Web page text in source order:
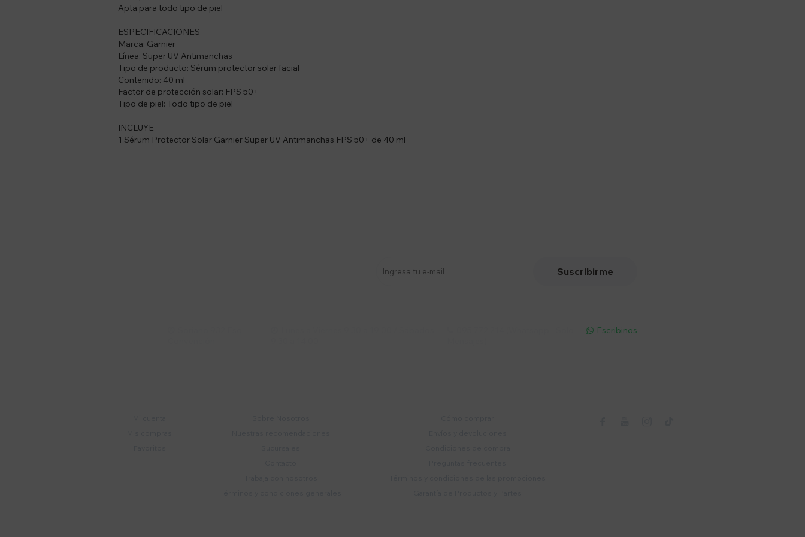
Apta para todo tipo de piel
ESPECIFICACIONES
Marca: Garnier
Línea: Super UV Antimanchas
Tipo de producto: Sérum protector solar facial
Contenido: 40 ml
Factor de protección solar: FPS 50+
Tipo de piel: Todo tipo de piel
INCLUYE
1 Sérum Protector Solar Garnier Super UV Antimanchas FPS 50+ de 40 ml
Suscribirme
 Escribinos